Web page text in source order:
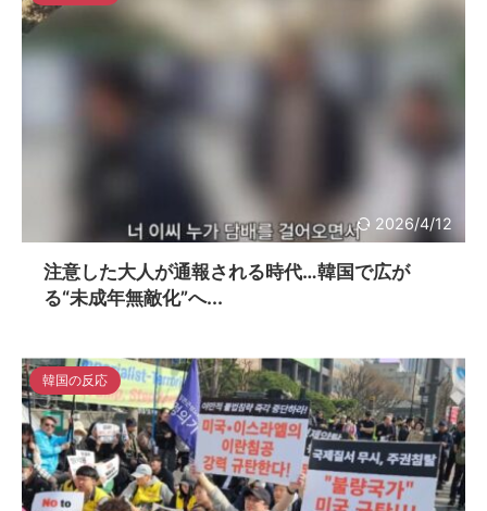
2026/4/12
注意した大人が通報される時代…韓国で広が
る“未成年無敵化”へ...
韓国の反応